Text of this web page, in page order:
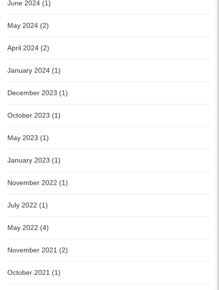
June 2024 (1)
May 2024 (2)
April 2024 (2)
January 2024 (1)
December 2023 (1)
October 2023 (1)
May 2023 (1)
January 2023 (1)
November 2022 (1)
July 2022 (1)
May 2022 (4)
November 2021 (2)
October 2021 (1)